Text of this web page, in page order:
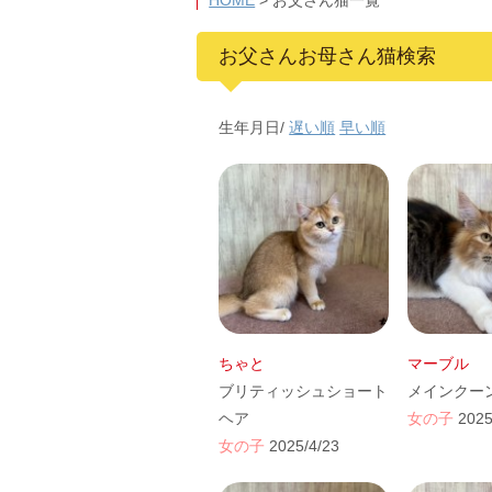
お父さんお母さん猫検索
生年月日/遅い順 早い順
ちゃと
ブリティッシュショート
ヘア
女の子 2025/4/23
マーブル
メインクー
女の子